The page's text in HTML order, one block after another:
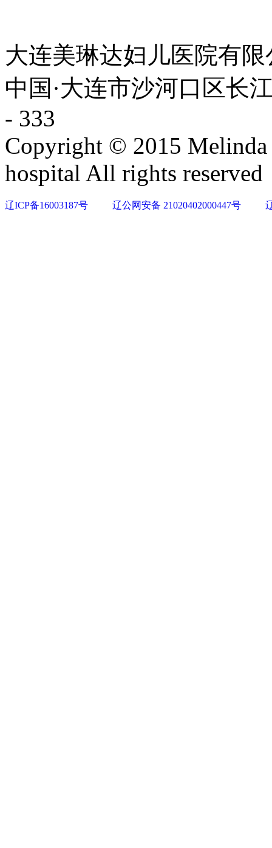
大连美琳达妇儿医院有
中国·大连市沙河口区长
- 333
Copyright © 2015 Melinda
hospital All rights reserved
辽ICP备16003187号 辽公网安备 21020402000447号